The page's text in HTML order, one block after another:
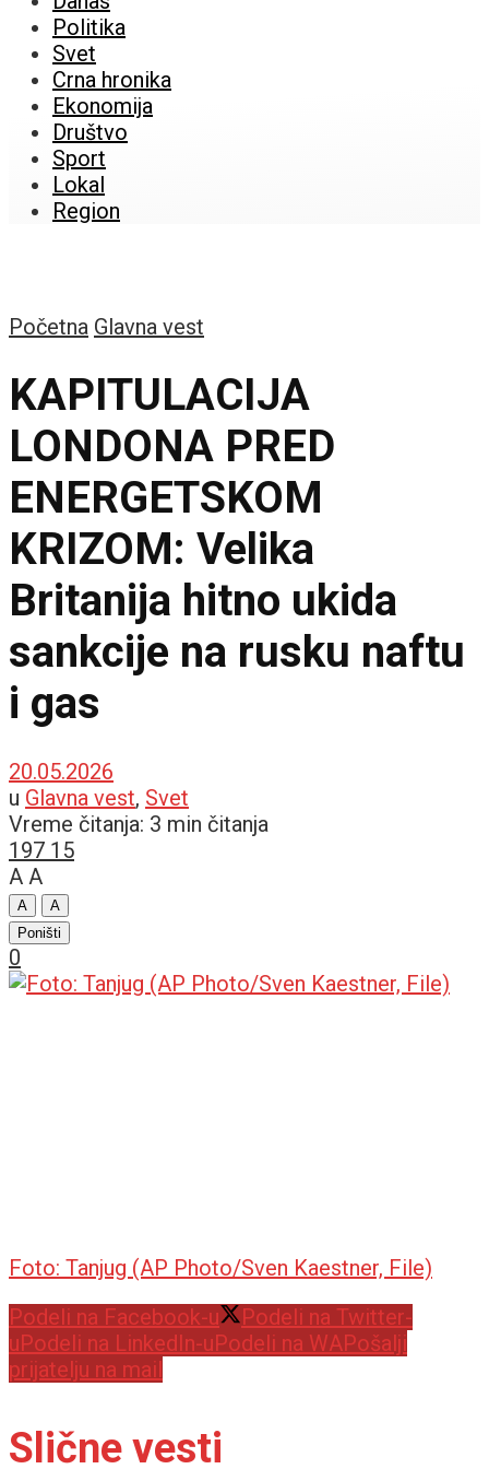
Politika
Svet
Crna hronika
Ekonomija
Društvo
Sport
Lokal
Region
Početna Glavna vest
KAPITULACIJA
LONDONA PRED
ENERGETSKOM
KRIZOM: Velika
Britanija hitno ukida
sankcije na rusku naftu
i gas
20.05.2026
u Glavna vest, Svet
Vreme čitanja: 3 min čitanja
197 15
A A
A
A
Poništi
0
Foto: Tanjug (AP Photo/Sven Kaestner, File)
Podeli na Facebook-u
Podeli na Twitter-
uPodeli na LinkedIn-uPodeli na WAPošalji
prijatelju na mail
Slične vesti